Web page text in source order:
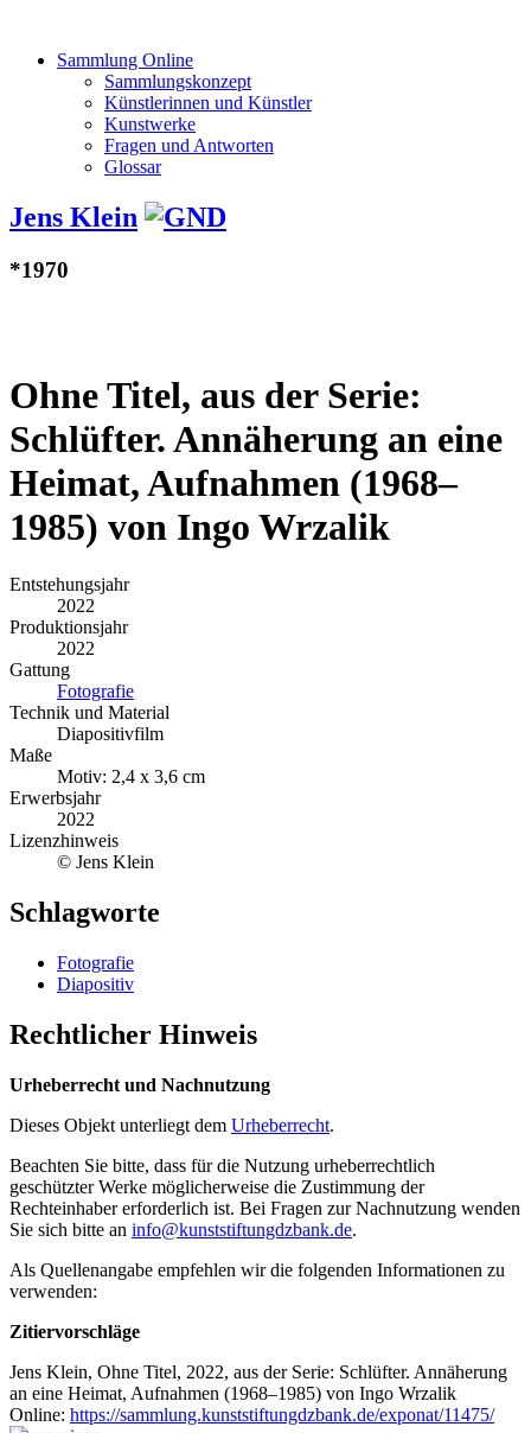
Sammlung Online
Sammlungskonzept
Künstlerinnen und Künstler
Kunstwerke
Fragen und Antworten
Glossar
Jens Klein
*1970
Ohne Titel, aus der Serie:
Schlüfter. Annäherung an eine
Heimat, Aufnahmen (1968–
1985) von Ingo Wrzalik
Entstehungsjahr
2022
Produktionsjahr
2022
Gattung
Fotografie
Technik und Material
Diapositivfilm
Maße
Motiv: 2,4 x 3,6 cm
Erwerbsjahr
2022
Lizenzhinweis
© Jens Klein
Schlagworte
Fotografie
Diapositiv
Rechtlicher Hinweis
Urheberrecht und Nachnutzung
Dieses Objekt unterliegt dem Urheberrecht.
Beachten Sie bitte, dass für die Nutzung urheberrechtlich
geschützter Werke möglicherweise die Zustimmung der
Rechteinhaber erforderlich ist. Bei Fragen zur Nachnutzung wenden
Sie sich bitte an info@kunststiftungdzbank.de.
Als Quellenangabe empfehlen wir die folgenden Informationen zu
verwenden:
Zitiervorschläge
Jens Klein, Ohne Titel, 2022, aus der Serie: Schlüfter. Annäherung
an eine Heimat, Aufnahmen (1968–1985) von Ingo Wrzalik
Online: https://sammlung.kunststiftungdzbank.de/exponat/11475/